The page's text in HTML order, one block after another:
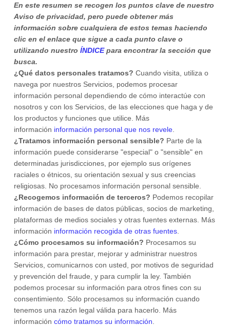
En este resumen se recogen los puntos clave de nuestro
Aviso de privacidad, pero puede obtener más
información sobre cualquiera de estos temas haciendo
clic en el enlace que sigue a cada punto clave o
utilizando nuestro ÍNDICEpara encontrar la sección que
busca.
¿Qué datos personales tratamos? Cuando visita, utiliza o
navega por nuestros Servicios, podemos procesar
información personal dependiendo de cómo interactúe con
nosotros y con los Servicios, de las elecciones que haga y de
los productos y funciones que utilice. Más
información información personal que nos revele.
¿Tratamos información personal sensible? Parte de la
información puede considerarse "especial" o "sensible"en
determinadas jurisdicciones, por ejemplo sus orígenes
raciales o étnicos, su orientación sexual y sus creencias
religiosas. No procesamos información personal sensible.
¿Recogemos información de terceros? Podemos recopilar
información de bases de datos públicas, socios de marketing,
plataformas de medios sociales y otras fuentes externas. Más
información información recogida de otras fuentes.
¿Cómo procesamos su información? Procesamos su
información para prestar, mejorar y administrar nuestros
Servicios, comunicarnos con usted, por motivos de seguridad
y prevención del fraude, y para cumplir la ley. También
podemos procesar su información para otros fines con su
consentimiento. Sólo procesamos su información cuando
tenemos una razón legal válida para hacerlo. Más
información cómo tratamos su información